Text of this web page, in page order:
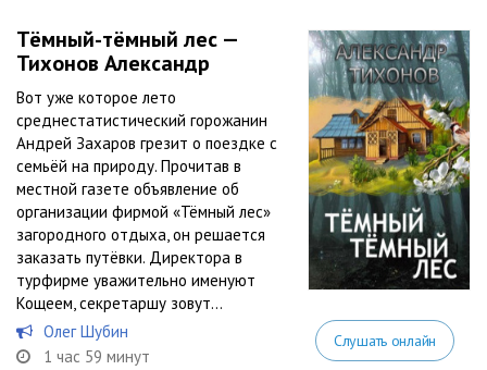
Тёмный-тёмный лес —
Тихонов Александр
Вот уже которое лето
среднестатистический горожанин
Андрей Захаров грезит о поездке с
семьёй на природу. Прочитав в
местной газете объявление об
организации фирмой «Тёмный лес»
загородного отдыха, он решается
заказать путёвки. Директора в
турфирме уважительно именуют
Кощеем, секретаршу зовут...
Олег Шубин
1 час 59 минут
Слушать онлайн